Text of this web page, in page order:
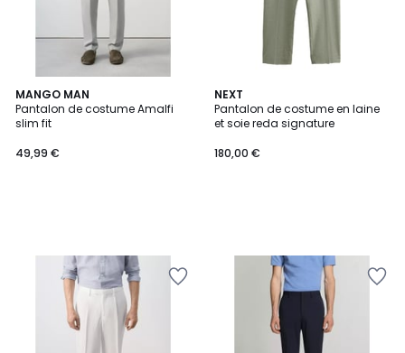
MANGO MAN
Pantalon de costume Amalfi
slim fit
49,99 €
NEXT
Pantalon de costume en laine
et soie reda signature
180,00 €